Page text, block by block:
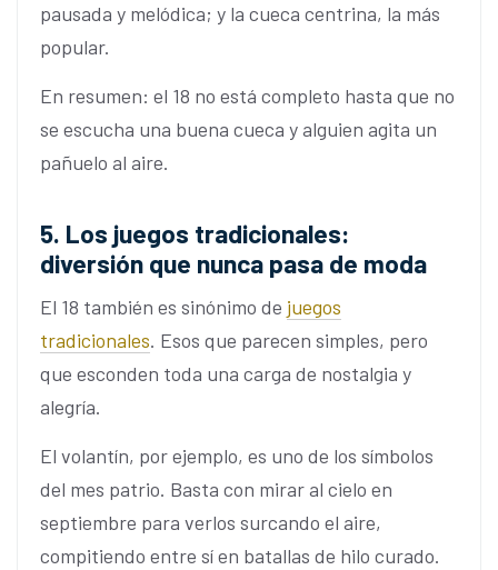
pausada y melódica; y la cueca centrina, la más
popular.
En resumen: el 18 no está completo hasta que no
se escucha una buena cueca y alguien agita un
pañuelo al aire.
5. Los juegos tradicionales:
diversión que nunca pasa de moda
El 18 también es sinónimo de juegos
tradicionales. Esos que parecen simples, pero
que esconden toda una carga de nostalgia y
alegría.
El volantín, por ejemplo, es uno de los símbolos
del mes patrio. Basta con mirar al cielo en
septiembre para verlos surcando el aire,
compitiendo entre sí en batallas de hilo curado.